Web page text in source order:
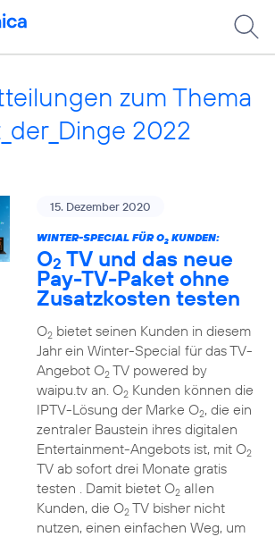
zum Thema
2022
15. Dezember 2020
WINTER-SPECIAL FÜR O2KUNDEN:
O2 TV und das neue
Pay-TV-Paket ohne
Zusatzkosten testen
O2bietet seinen Kunden in diesem
Jahr ein Winter-Special für das TV-
Angebot O2TV powered by
waipu.tv an. O2Kunden können die
IPTV-Lösung der Marke O2, die ein
zentraler Baustein ihres digitalen
Entertainment-Angebots ist, mit O2
TV ab sofort drei Monate gratis
testen . Damit bietet O2allen
Kunden, die O2TV bisher nicht
nutzen, einen einfachen Weg, um